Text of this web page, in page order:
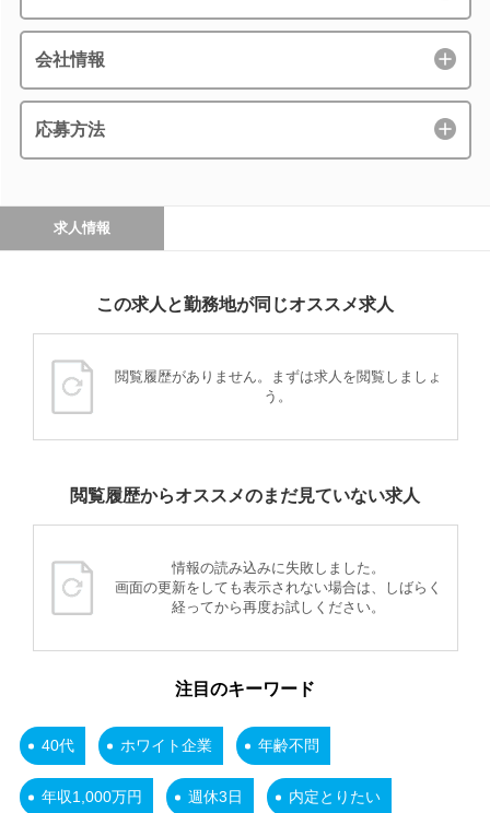
会社情報
応募方法
求人情報
この求人と勤務地が同じオススメ求人
閲覧履歴がありません。まずは求人を閲覧しましょ
う。
閲覧履歴からオススメのまだ見ていない求人
情報の読み込みに失敗しました。
画面の更新をしても表示されない場合は、しばらく
経ってから再度お試しください。
注目のキーワード
40代 ホワイト企業 年齢不問
年収1,000万円 週休3日 内定とりたい